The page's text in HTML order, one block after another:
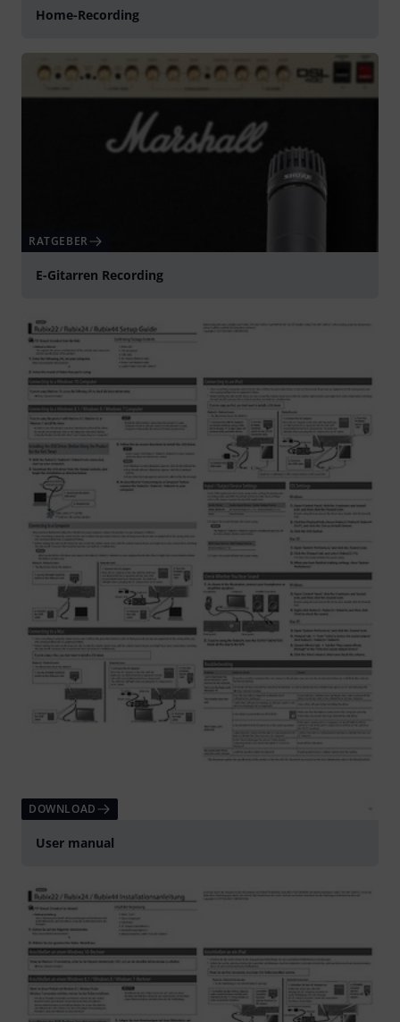
Home-Recording
RATGEBER
E-Gitarren Recording
DOWNLOAD
User manual